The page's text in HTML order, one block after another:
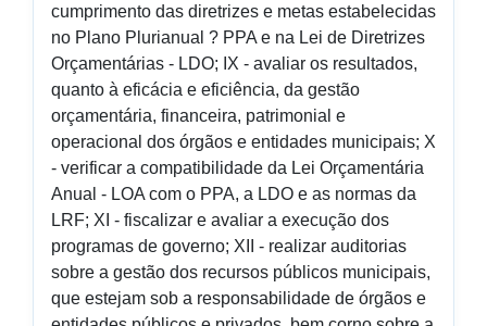
cumprimento das diretrizes e metas estabelecidas
no Plano Plurianual ? PPA e na Lei de Diretrizes
Orçamentárias - LDO; IX - avaliar os resultados,
quanto à eficácia e eficiência, da gestão
orçamentária, financeira, patrimonial e
operacional dos órgãos e entidades municipais; X
- verificar a compatibilidade da Lei Orçamentária
Anual - LOA com o PPA, a LDO e as normas da
LRF; XI - fiscalizar e avaliar a execução dos
programas de governo; XII - realizar auditorias
sobre a gestão dos recursos públicos municipais,
que estejam sob a responsabilidade de órgãos e